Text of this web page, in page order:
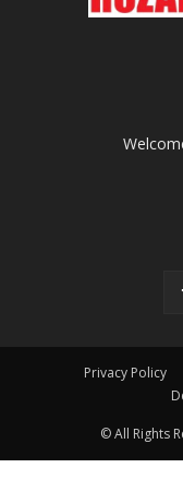
Privacy Policy
© All Rights